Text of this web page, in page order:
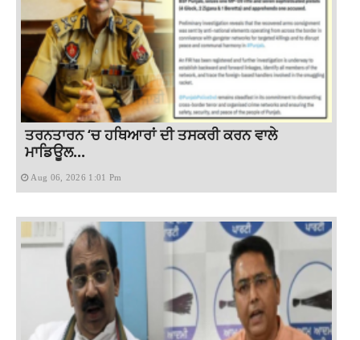
ਤਰਨਤਾਰਨ ‘ਚ ਹਥਿਆਰਾਂ ਦੀ ਤਸਕਰੀ ਕਰਨ ਵਾਲੇ
ਮਾਡਿਊਲ...
Aug 06, 2026 1:01 Pm